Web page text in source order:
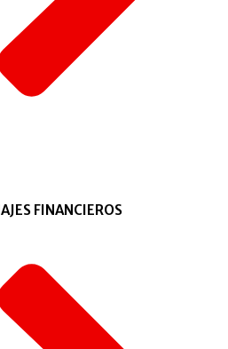
FINANCIEROS